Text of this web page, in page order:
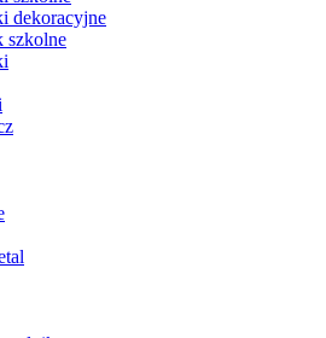
dekoracyjne
szkolne